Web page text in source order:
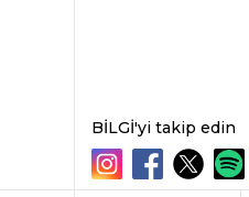
BİLGİ'yi takip edin